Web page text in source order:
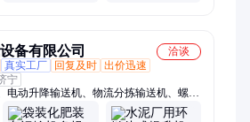
备有限公司
洽谈
真实工厂 回复及时 出价迅速
宁
电动升降输送机、物流分拣输送机、螺旋
不锈钢上料机、绞龙上料机、车载软管吸